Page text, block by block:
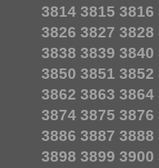
3814 3815 3816
3826 3827 3828
3838 3839 3840
3850 3851 3852
3862 3863 3864
3874 3875 3876
3886 3887 3888
3898 3899 3900